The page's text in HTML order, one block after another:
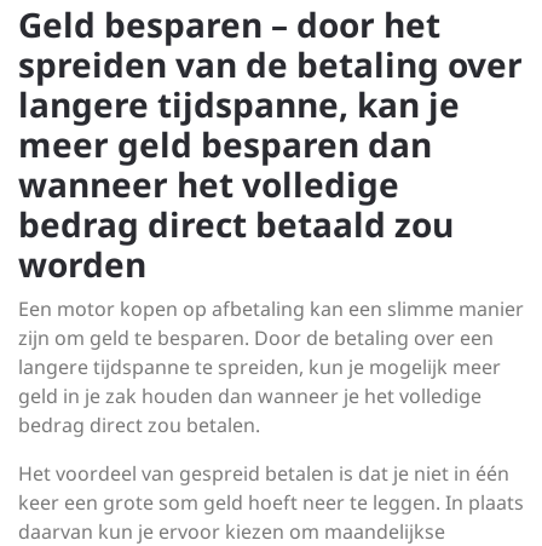
Geld besparen – door het
spreiden van de betaling over
langere tijdspanne, kan je
meer geld besparen dan
wanneer het volledige
bedrag direct betaald zou
worden
Een motor kopen op afbetaling kan een slimme manier
zijn om geld te besparen. Door de betaling over een
langere tijdspanne te spreiden, kun je mogelijk meer
geld in je zak houden dan wanneer je het volledige
bedrag direct zou betalen.
Het voordeel van gespreid betalen is dat je niet in één
keer een grote som geld hoeft neer te leggen. In plaats
daarvan kun je ervoor kiezen om maandelijkse